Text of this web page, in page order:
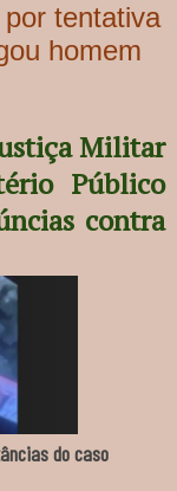
tentativa
homem
Militar
Público
contra
do caso